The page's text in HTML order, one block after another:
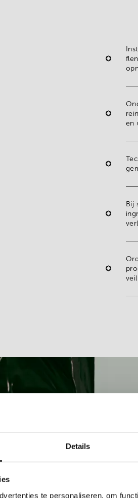
Details
te personaliseren, om
en
Bij